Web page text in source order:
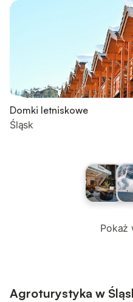
Domki letniskowe
Śląsk
Pokaż
Agroturystyka w